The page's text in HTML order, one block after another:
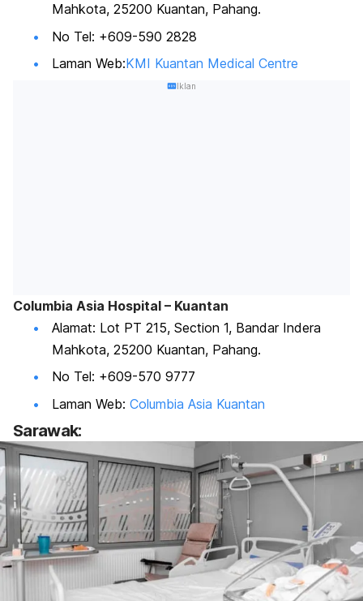
Mahkota, 25200 Kuantan, Pahang.
No Tel: +609-590 2828
Laman Web:KMI Kuantan Medical Centre
Iklan
Columbia Asia Hospital – Kuantan
Alamat: Lot PT 215, Section 1, Bandar Indera
Mahkota, 25200 Kuantan, Pahang.
No Tel: +609-570 9777
Laman Web: Columbia Asia Kuantan
Sarawak: